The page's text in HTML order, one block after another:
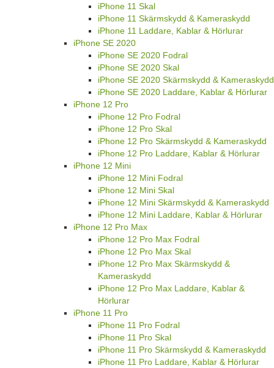
iPhone 11 Skal
iPhone 11 Skärmskydd & Kameraskydd
iPhone 11 Laddare, Kablar & Hörlurar
iPhone SE 2020
iPhone SE 2020 Fodral
iPhone SE 2020 Skal
iPhone SE 2020 Skärmskydd & Kameraskydd
iPhone SE 2020 Laddare, Kablar & Hörlurar
iPhone 12 Pro
iPhone 12 Pro Fodral
iPhone 12 Pro Skal
iPhone 12 Pro Skärmskydd & Kameraskydd
iPhone 12 Pro Laddare, Kablar & Hörlurar
iPhone 12 Mini
iPhone 12 Mini Fodral
iPhone 12 Mini Skal
iPhone 12 Mini Skärmskydd & Kameraskydd
iPhone 12 Mini Laddare, Kablar & Hörlurar
iPhone 12 Pro Max
iPhone 12 Pro Max Fodral
iPhone 12 Pro Max Skal
iPhone 12 Pro Max Skärmskydd &
Kameraskydd
iPhone 12 Pro Max Laddare, Kablar &
Hörlurar
iPhone 11 Pro
iPhone 11 Pro Fodral
iPhone 11 Pro Skal
iPhone 11 Pro Skärmskydd & Kameraskydd
iPhone 11 Pro Laddare, Kablar & Hörlurar